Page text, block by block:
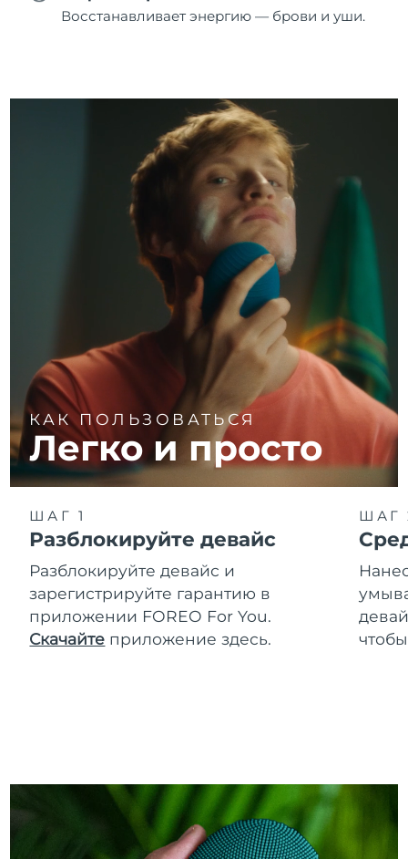
Восстанавливает энергию — брови и уши.
КАК ПОЛЬЗОВАТЬСЯ
Легко и просто
ШАГ 1
Разблокируйте девайс
Разблокируйте девайс и
зарегистрируйте гарантию в
приложении FOREO For You.
Скачайте приложение здесь.
ШАГ